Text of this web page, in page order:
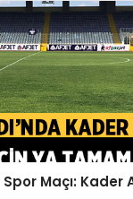
Maçı: Kader